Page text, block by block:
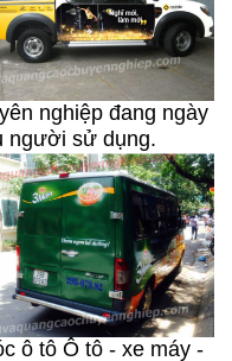
nghiệp đang ngày
người sử dụng.
ô tô Ô tô - xe máy -